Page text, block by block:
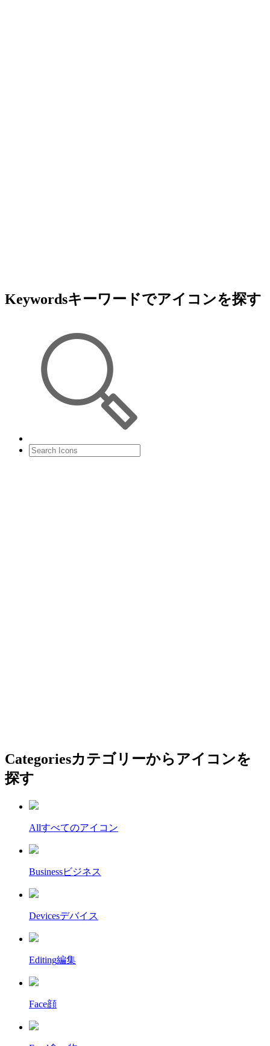
Keywordsキーワードでアイコンを探す
Categoriesカテゴリーからアイコンを
探す
Allすべてのアイコン
Businessビジネス
Devicesデバイス
Editing編集
Face顔